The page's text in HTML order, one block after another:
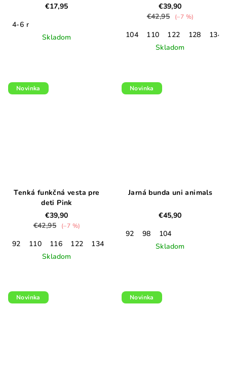
€17,95
4-6 r
Skladom
€39,90
€42,95
(–7 %)
104 110 122 128
134
Skladom
Novinka
Tenká funkčná vesta pre
deti Pink
€39,90
€42,95
(–7 %)
92 110 116 122
134
Skladom
Novinka
Jarná bunda uni animals
€45,90
92
98
104
Skladom
Novinka Novinka